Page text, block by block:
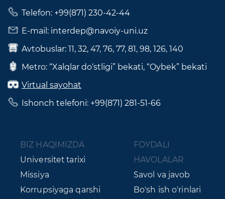
Telefon: +99(871) 230-42-44
E-mail: interdep@navoiy-uni.uz
Avtobuslar: 11, 32, 47, 76, 77, 81, 98, 126, 140
Metro: “Xalqlar do‘stligi” bekati, “Oybek” bekati
Virtual sayohat
Ishonch telefoni: +99(871) 281-51-66
BIZ HAQIMIZDA
Universitet tarixi
Missiya
Korrupsiyaga qarshi
FOYDALI
HAVOLALAR
Savol va javob
Bo'sh ish o'rinlari